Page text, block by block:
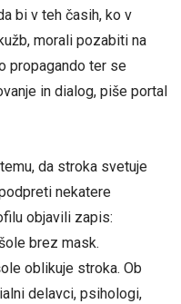
bi v teh časih, ko v
morali pozabiti na
propagando ter se
in dialog, piše portal
da stroka svetuje
nekatere
objavili zapis:
brez mask.
oblikuje stroka. Ob
delavci, psihologi,